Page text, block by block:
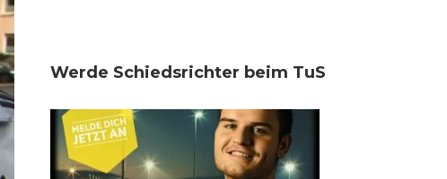
Werde Schiedsrichter beim TuS